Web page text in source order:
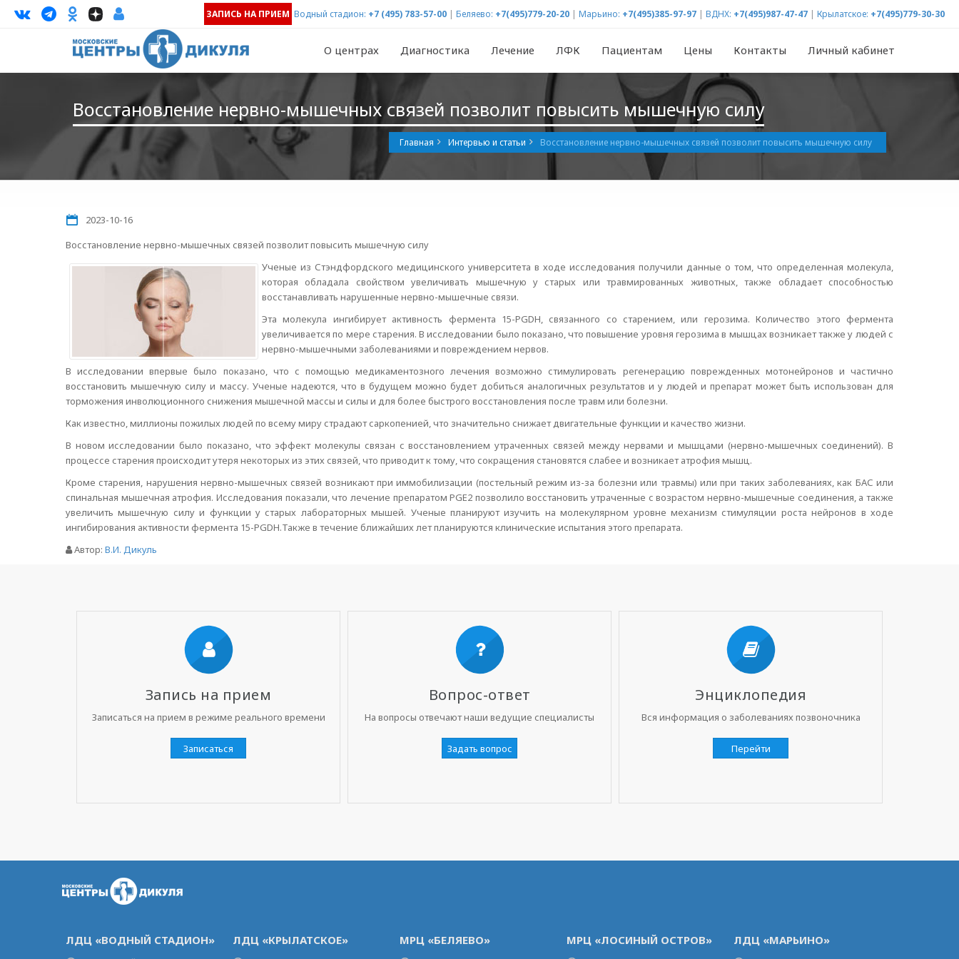
ЗАПИСЬ НА ПРИЕМ Водный стадион: +7 (495) 783-57-00 | Беляево: +7(495)779-20-20 | Марьино: +7(495)385-97-97 | ВДНХ: +7(495)987-47-47 | Крылатское: +7(495)779-30-30
О центрах Диагностика Лечение ЛФК Пациентам Цены Контакты Личный кабинет
Восстановление нервно-мышечных связей позволит повысить мышечную силу
Главная Интервью и статьи Восстановление нервно-мышечных связей позволит повысить мышечную силу
2023-10-16
Восстановление нервно-мышечных связей позволит повысить мышечную силу
Ученые из Стэндфордского медицинского университета в ходе исследования получили данные о том, что определенная молекула,
которая обладала свойством увеличивать мышечную у старых или травмированных животных, также обладает способностью
восстанавливать нарушенные нервно-мышечные связи.
Эта молекула ингибирует активность фермента 15-PGDH, связанного со старением, или герозима. Количество этого фермента
увеличивается по мере старения. В исследовании было показано, что повышение уровня герозима в мышцах возникает также у людей с
нервно-мышечными заболеваниями и повреждением нервов.
В исследовании впервые было показано, что с помощью медикаментозного лечения возможно стимулировать регенерацию поврежденных мотонейронов и частично
восстановить мышечную силу и массу. Ученые надеются, что в будущем можно будет добиться аналогичных результатов и у людей и препарат может быть использован для
торможения инволюционного снижения мышечной массы и силы и для более быстрого восстановления после травм или болезни.
Как известно, миллионы пожилых людей по всему миру страдают саркопенией, что значительно снижает двигательные функции и качество жизни.
В новом исследовании было показано, что эффект молекулы связан с восстановлением утраченных связей между нервами и мышцами (нервно-мышечных соединений). В
процессе старения происходит утеря некоторых из этих связей, что приводит к тому, что сокращения становятся слабее и возникает атрофия мышц.
Кроме старения, нарушения нервно-мышечных связей возникают при иммобилизации (постельный режим из-за болезни или травмы) или при таких заболеваниях, как БАС или
спинальная мышечная атрофия. Исследования показали, что лечение препаратом PGE2 позволило восстановить утраченные с возрастом нервно-мышечные соединения, а также
увеличить мышечную силу и функции у старых лабораторных мышей. Ученые планируют изучить на молекулярном уровне механизм стимуляции роста нейронов в ходе
ингибирования активности фермента 15-PGDH.Также в течение ближайших лет планируются клинические испытания этого препарата.
Автор: В.И. Дикуль
Запись на прием
Записаться на прием в режиме реального времени
Записаться
Вопрос-ответ
На вопросы отвечают наши ведущие специалисты
Задать вопрос
Энциклопедия
Вся информация о заболеваниях позвоночника
Перейти
ЛДЦ «ВОДНЫЙ СТАДИОН» ЛДЦ «КРЫЛАТСКОЕ» МРЦ «БЕЛЯЕВО» МРЦ «ЛОСИНЫЙ ОСТРОВ» ЛДЦ «МАРЬИНО»